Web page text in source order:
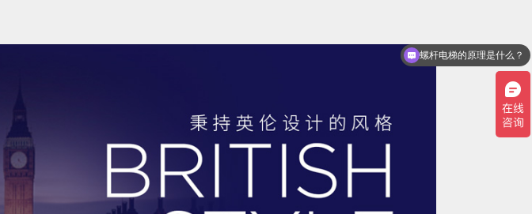
你们是进口品牌吗？安全性能怎么样？